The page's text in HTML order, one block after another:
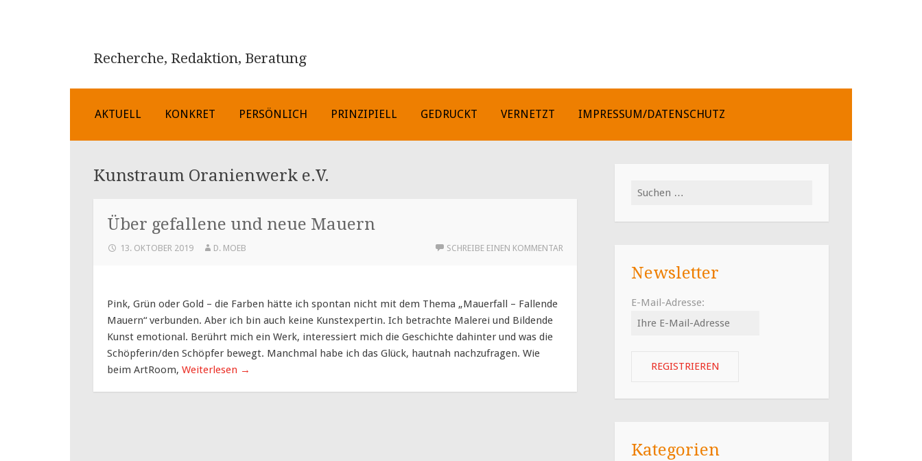
Recherche, Redaktion, Beratung
ZUM
SPRINGEN
AKTUELL KONKRET PERSÖNLICH PRINZIPIELL GEDRUCKT VERNETZT IMPRESSUM/DATENSCHUTZ
Kunstraum Oranienwerk e.V.
Über gefallene und neue Mauern
13. OKTOBER 2019 D. MOEB SCHREIBE EINEN KOMMENTAR
Pink, Grün oder Gold – die Farben hätte ich spontan nicht mit dem Thema „Mauerfall – Fallende
Mauern“ verbunden. Aber ich bin auch keine Kunstexpertin. Ich betrachte Malerei und Bildende
Kunst emotional. Berührt mich ein Werk, interessiert mich die Geschichte dahinter und was die
Schöpferin/den Schöpfer bewegt. Manchmal habe ich das Glück, hautnah nachzufragen. Wie
beim ArtRoom, Weiterlesen →
Suchen
Newsletter
E-Mail-Adresse:
Kategorien